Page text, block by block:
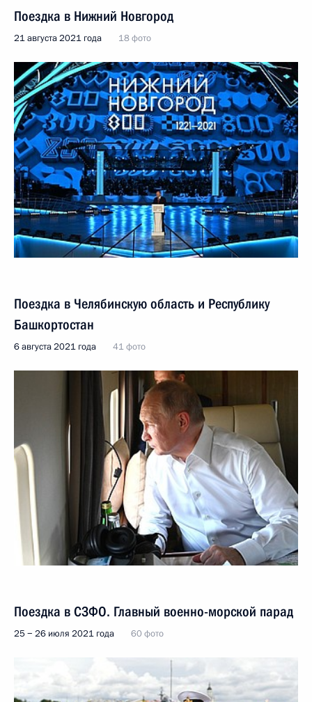
Поездка в Нижний Новгород
21 августа 2021 года 18 фото
Поездка в Челябинскую область и Республику
Башкортостан
6 августа 2021 года 41 фото
Поездка в СЗФО. Главный военно-морской парад
25 − 26 июля 2021 года 60 фото